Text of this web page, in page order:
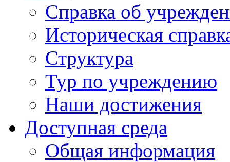
Справка об
Историческая
Структура
Тур по учреждению
Наши достижения
Доступная среда
Общая информация